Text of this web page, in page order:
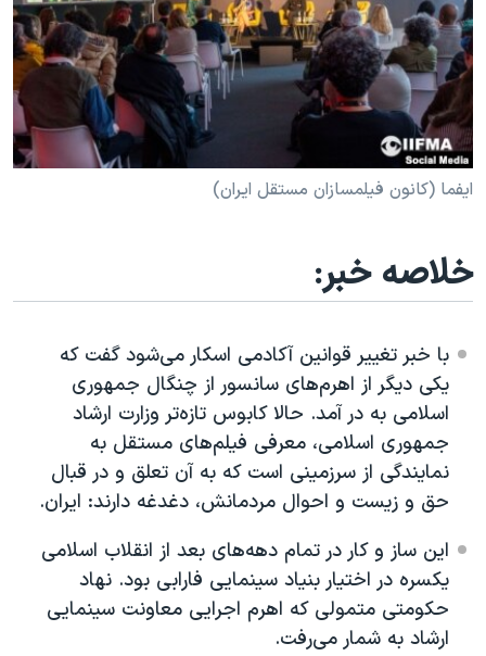
فرهنگ و زندگی
حقوق شهروندی
اقتصادی
علم و فناوری
اسرائیل در جنگ
آرشیو پخش زنده
مستندها
انتخابات ریاست جمهوری آمریکا ۲۰۲۴
حمله جمهوری اسلامی به اسرائیل
رمز مهسا
ورزش زنان در ایران
مجموعه مستندهای دادخواهی
تریبونال مردمی آبان ۹۸
چهل سال گروگان‌گیری
قانون شفافیت دارائی کادر رهبری ایران
اعتراضات مردمی آبان ۹۸
همایش محافظه‌کاران آمریکا «سی‌پک»
صفحه‌های ویژه
سفر پرزیدنت ترامپ به چین
دنبال کنید
زبانهای مختلف
ایفما (کانون ‌فیلمسازان مستقل ایران)
خلاصه خبر:
با خبر تغییر قوانین آکادمی اسکار می‌شود گفت که
یکی دیگر از اهرم‌های سانسور از چنگال جمهوری
اسلامی به در آمد. حالا کابوس تازه‌تر وزارت ارشاد
جمهوری اسلامی، معرفی فیلم‌های مستقل به
نمایندگی از سرزمینی است که به آن تعلق و در قبال
حق و زیست و احوال مردمانش، دغدغه دارند: ایران.
این ساز و کار در تمام دهه‌های بعد از انقلاب اسلامی
یکسره در اختیار بنیاد سینمایی فارابی بود. نهاد
حکومتی متمولی که اهرم اجرایی معاونت سینمایی
ارشاد به شمار می‌رفت.